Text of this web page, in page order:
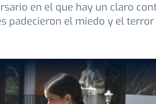
en el que hay un claro
padecieron el miedo y el